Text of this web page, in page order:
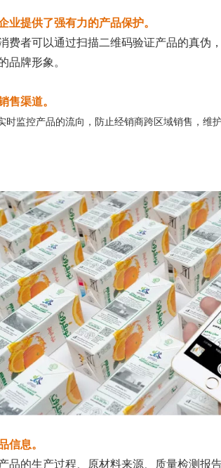
业提供了强有力的产品保护。
费者可以通过扫描二维码验证产品的真伪
品牌形象。
售渠道。
时监控产品的流向，防止经销商跨区域销售，维
信息。
品的生产过程、原材料来源、质量检测报